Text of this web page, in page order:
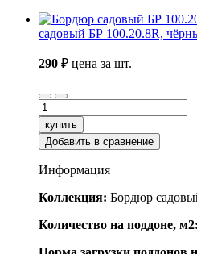
садовый БР 100.20.8R,
290 ₽ цена за шт.
купить
Добавить в сравнение
Информация
Коллекция: Бордюр
Количество на поддоне, м2: